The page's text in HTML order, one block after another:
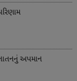
અપમાન